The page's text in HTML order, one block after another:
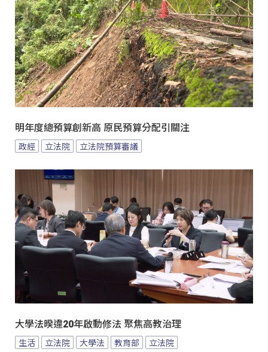
明年度總預算創新高 原民預算分配引關注
政經 立法院 立法院預算審議
大學法暌違20年啟動修法 聚焦高教治理
生活 立法院 大學法 教育部 立法院